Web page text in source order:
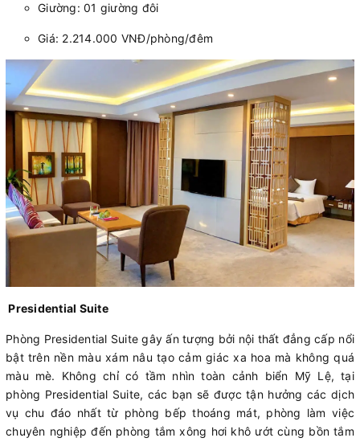
Giường: 01 giường đôi
Giá: 2.214.000 VNĐ/phòng/đêm
Presidential Suite
Phòng Presidential Suite gây ấn tượng bởi nội thất đẳng cấp nổi
bật trên nền màu xám nâu tạo cảm giác xa hoa mà không quá
màu mè. Không chỉ có tầm nhìn toàn cảnh biển Mỹ Lệ, tại
phòng Presidential Suite, các bạn sẽ được tận hưởng các dịch
vụ chu đáo nhất từ phòng bếp thoáng mát, phòng làm việc
chuyên nghiệp đến phòng tắm xông hơi khô ướt cùng bồn tắm